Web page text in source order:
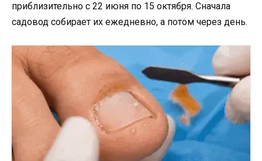
приблизительно с 22 июня по 15 октября. Сначала
садовод собирает их ежедневно, а потом через день.